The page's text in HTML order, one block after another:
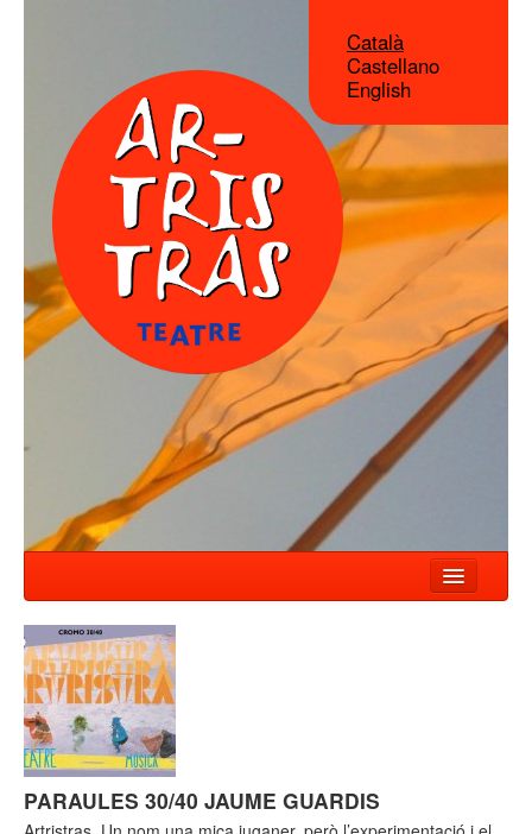
Català
Castellano
English
NOTÍCIES
ESPECTACLES
COMPANYIA
TALLER
PARAULES 30/40 JAUME GUARDIS